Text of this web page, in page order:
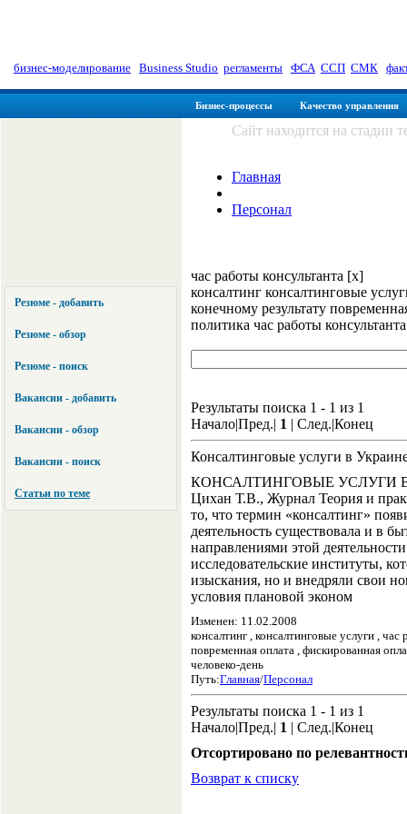
бизнес-моделирование Business Studio регламенты ФСА| ССП СМК
Бизнес-процессы Качество управления
Резюме - добавить
Резюме - обзор
Резюме - поиск
Вакансии - добавить
Вакансии - обзор
Вакансии - поиск
Статьи по теме
Сайт находится на стадии
Главная
Персонал
час работы консультанта [x]
консалтинг консалтинговые
конечному результату
политика час работы консультанта
Результаты поиска 1 - 1 из 1
Начало|Пред.| 1 | След.|Конец
Консалтинговые услуги в
КОНСАЛТИНГОВЫЕ УСЛУГИ
Цихан Т.В., Журнал Теория и
то, что термин «консалтинг»
деятельность существовала и в
направлениями этой
исследовательские институты,
изыскания, но и внедряли свои
условия плановой эконом
Изменен: 11.02.2008
консалтинг , консалтинговые услуги ,
повременная оплата , фискированная
человеко-день
Путь:Главная/Персонал
Результаты поиска 1 - 1 из 1
Начало|Пред.| 1 | След.|Конец
Отсортировано по
Возврат к списку